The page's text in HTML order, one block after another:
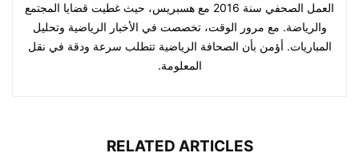
العمل الصحفي سنة 2016 مع هسبريس، حيث غطيت قضايا المجتمع
والرياضة. مع مرور الوقت، تخصصت في الأخبار الرياضية وتحليل
المباريات. أؤمن بأن الصحافة الرياضية تتطلب سرعة ودقة في نقل
المعلومة.
RELATED ARTICLES